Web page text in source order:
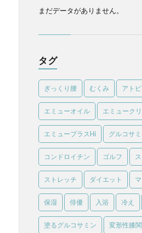
まだデータがありません。
タグ
ぎっくり腰 むくみ アト
エミューオイル エミューク
エミュープラスHi グルコサ
コンドロイチン ゴルフ
ストレッチ ダイエット
保湿 俳優 入浴 冷え
塗るグルコサミン 変形性膝